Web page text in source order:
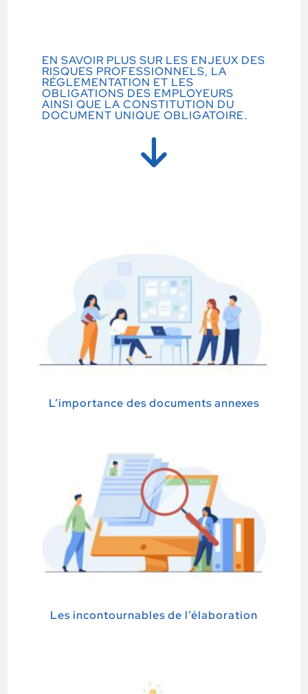
EN SAVOIR PLUS SUR LES ENJEUX DES
RISQUES PROFESSIONNELS, LA
RÉGLEMENTATION ET LES
OBLIGATIONS DES EMPLOYEURS
AINSI QUE LA CONSTITUTION DU
DOCUMENT UNIQUE OBLIGATOIRE.​
L’importance des documents annexes
Les incontournables de l’élaboration